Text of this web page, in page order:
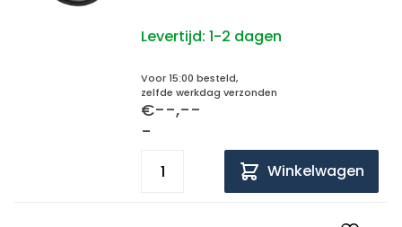
Levertijd: 1-2 dagen
Voor 15:00 besteld,
zelfde werkdag verzonden
€--,--
-
Winkelwagen